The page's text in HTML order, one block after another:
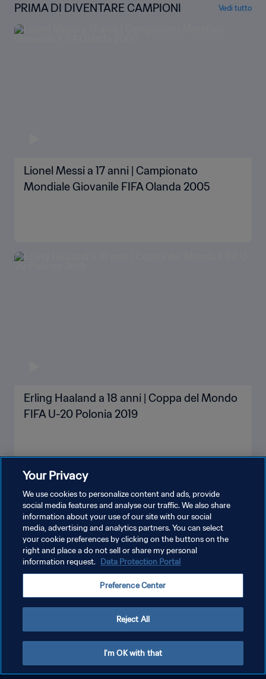
PRIMA DI DIVENTARE CAMPIONI Vedi tutto
Lionel Messi a 17 anni | Campionato
Mondiale Giovanile FIFA Olanda 2005
Erling Haaland a 18 anni | Coppa del Mondo
FIFA U-20 Polonia 2019
MOSTRA DI PIÙ
PRIVACY POLICY
TERMINI DI SERVIZIO
GESTISCI LE TUE PREFERENZE PER I COOKIES
Your Privacy
We use cookies to personalize content and ads, provide
social media features and analyse our traffic. We also share
information about your use of our site with our social
media, advertising and analytics partners. You can select
your cookie preferences by clicking on the buttons on the
right and place a do not sell or share my personal
information request. Data Protection Portal
Preference Center
Reject All
I'm OK with that